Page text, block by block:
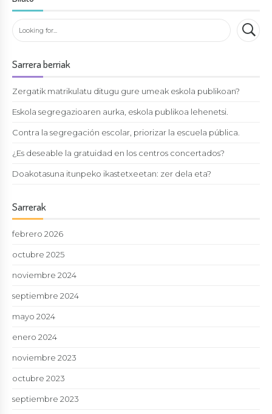
Sarrera berriak
Zergatik matrikulatu ditugu gure umeak eskola publikoan?
Eskola segregazioaren aurka, eskola publikoa lehenetsi.
Contra la segregación escolar, priorizar la escuela pública.
¿Es deseable la gratuidad en los centros concertados?
Doakotasuna itunpeko ikastetxeetan: zer dela eta?
Sarrerak
febrero 2026
octubre 2025
noviembre 2024
septiembre 2024
mayo 2024
enero 2024
noviembre 2023
octubre 2023
septiembre 2023